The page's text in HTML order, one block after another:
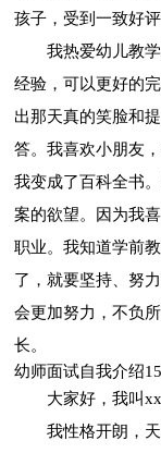
孩子，受到一致好
我热爱幼儿教
经验，可以更好的
出那天真的笑脸和
答。我喜欢小朋友
我变成了百科全书
案的欲望。因为我
职业。我知道学前
了，就要坚持、努
会更加努力，不负
长。
幼师面试自我介绍15
大家好，我叫
我性格开朗，